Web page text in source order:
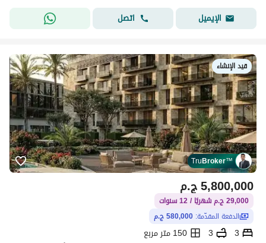
الإيميل
اتصل
قيد الإنشاء
TruBroker™
ج.م5,800,000
29,000 ج.م شهريًا / 12 سنوات
الدفعة المقدّمة: 580,000 ج.م
3
3
150 متر مربع